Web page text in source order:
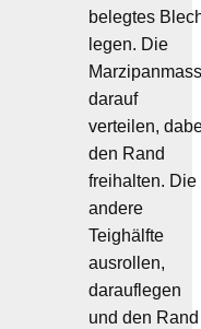
belegtes
legen. Die
darauf
verteilen,
den Rand
freihalten. Die
andere
Teighälfte
ausrollen,
darauflegen
und den Rand